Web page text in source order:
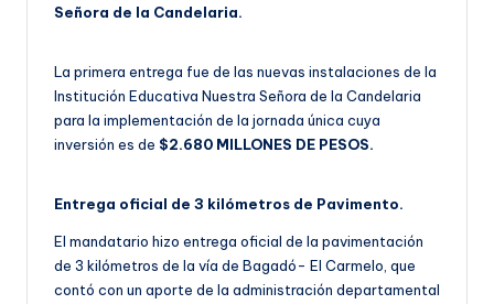
Señora de la Candelaria.
La primera entrega fue de las nuevas instalaciones de la
Institución Educativa Nuestra Señora de la Candelaria
para la implementación de la jornada única cuya
inversión es de $2.680 MILLONES DE PESOS.
Entrega oficial de 3 kilómetros de Pavimento.
El mandatario hizo entrega oficial de la pavimentación
de 3 kilómetros de la vía de Bagadó- El Carmelo, que
contó con un aporte de la administración departamental